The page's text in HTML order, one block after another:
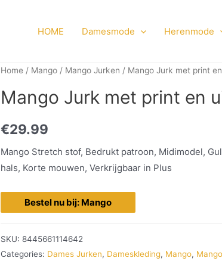
HOME Damesmode Herenmode
Home / Mango / Mango Jurken / Mango Jurk met print
Mango Jurk met print en
€29.99
Mango Stretch stof, Bedrukt patroon, Midimodel,
hals, Korte mouwen, Verkrijgbaar in Plus
Bestel nu bij: Mango
SKU: 8445661114642
Categories: Dames Jurken, Dameskleding, Mango,